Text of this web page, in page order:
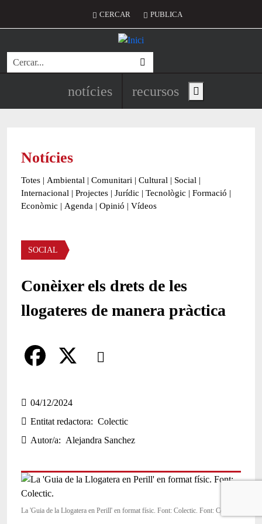
Menú del compte d'usuari
CERCAR PUBLICA
Cerca
Navegació principal de
notícies recursos Show main menu
Notícies
Totes | Ambiental | Comunitari | Cultural | Social |
Internacional | Projectes | Jurídic | Tecnològic | Formació |
Econòmic | Agenda | Opinió | Vídeos
Àmbit de la notícia
SOCIAL
Conèixer els drets de les
llogateres de manera pràctica
Comparteix
a
c
e
o
o
04/12/2024
Entitat redactora
Colectic
Autor/a
Alejandra Sanchez
La 'Guia de la Llogatera en Perill' en format físic. Font: Colectic. Font: Colectic